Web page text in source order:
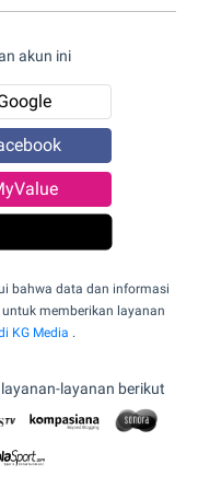
akun ini
bahwa data dan informasi
memberikan layanan
KG Media .
layanan berikut